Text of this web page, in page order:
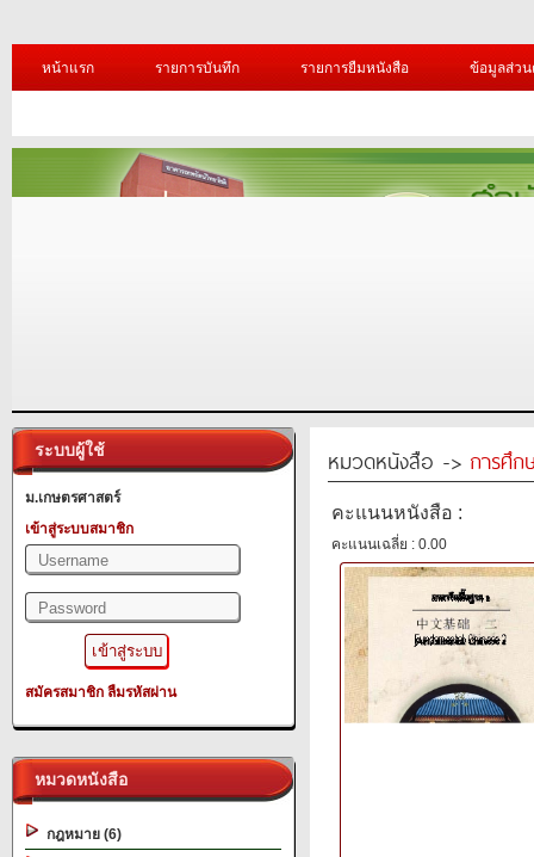
หน้าแรก รายการบันทึก รายการยืมหนังสือ ข้อมูลส่ว
ระบบผู้ใช้
ม.เกษตรศาสตร์
เข้าสู่ระบบสมาชิก
สมัครสมาชิก ลืมรหัสผ่าน
หมวดหนังสือ
กฎหมาย (6)
หมวดหนังสือ -> การศึก
คะแนนหนังสือ :
คะแนนเฉลี่ย : 0.00